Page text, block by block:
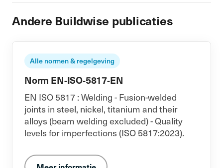
Andere Buildwise publicaties
Alle normen & regelgeving
Norm EN-ISO-5817-EN
EN ISO 5817 : Welding - Fusion-welded
joints in steel, nickel, titanium and their
alloys (beam welding excluded) - Quality
levels for imperfections (ISO 5817:2023).